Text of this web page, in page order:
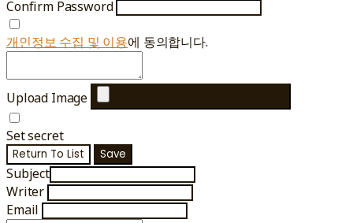
Confirm Password
개인정보 수집 및 이용에 동의합니다.
Upload Image
Set secret
Return To List Save
Subject
Writer
Email